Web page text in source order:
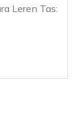
Leren Tas: